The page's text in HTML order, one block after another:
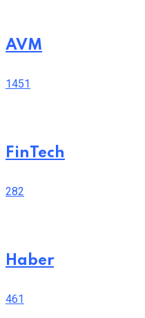
AVM
1451
FinTech
282
Haber
461